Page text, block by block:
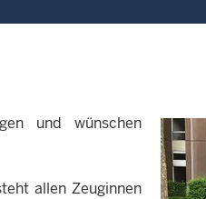
und wünschen
allen Zeuginnen